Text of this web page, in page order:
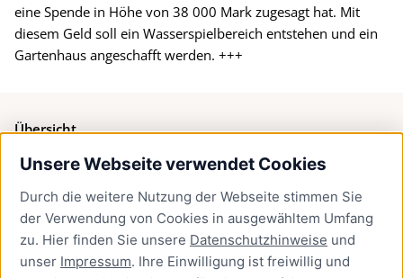
Unsere Webseite verwendet Cookies
Durch die weitere Nutzung der Webseite stimmen Sie
der Verwendung von Cookies in ausgewähltem Umfang
zu. Hier finden Sie unsere Datenschutzhinweise und
unser Impressum. Ihre Einwilligung ist freiwillig und
eine Spende in Höhe von 38 000 Mark zugesagt hat. Mit
diesem Geld soll ein Wasserspielbereich entstehen und ein
Gartenhaus angeschafft werden. +++
Übersicht
Bürgerservice
Presse
Newsletter Lübeck:kompakt
Kontakt